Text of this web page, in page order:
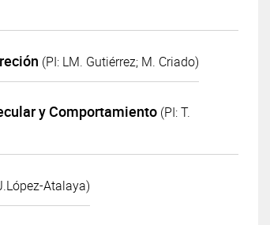
(PI: LM. Gutiérrez; M. Criado)
y Comportamiento (PI: T.
Atalaya)